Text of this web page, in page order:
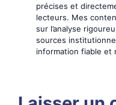
précises et
lecteurs. Mes
sur l’analyse
sources
information fiable et